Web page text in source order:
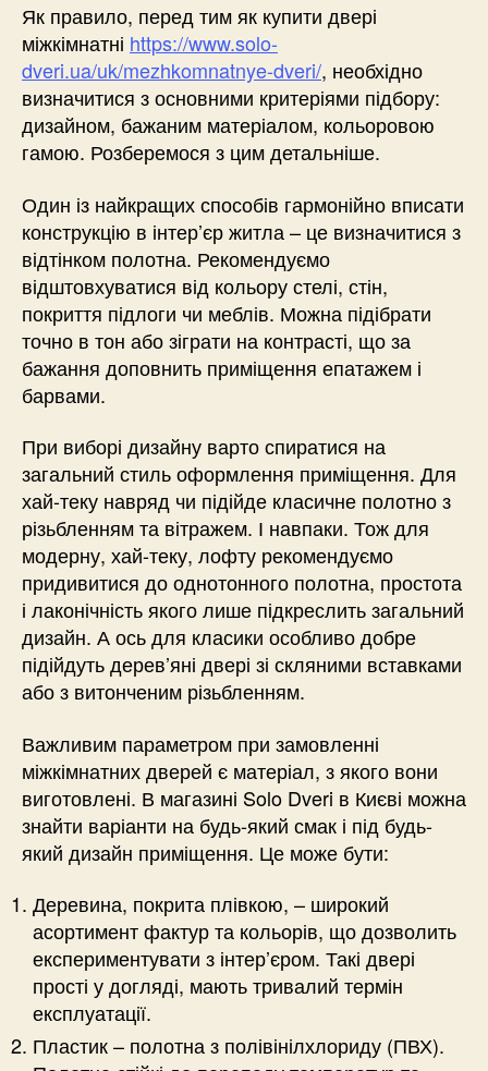
Як правило, перед тим як купити двері
міжкімнатні https://www.solo-
dveri.ua/uk/mezhkomnatnye-dveri/, необхідно
визначитися з основними критеріями підбору:
дизайном, бажаним матеріалом, кольоровою
гамою. Розберемося з цим детальніше.
Один із найкращих способів гармонійно вписати
конструкцію в інтер’єр житла – це визначитися з
відтінком полотна. Рекомендуємо
відштовхуватися від кольору стелі, стін,
покриття підлоги чи меблів. Можна підібрати
точно в тон або зіграти на контрасті, що за
бажання доповнить приміщення епатажем і
барвами.
При виборі дизайну варто спиратися на
загальний стиль оформлення приміщення. Для
хай-теку навряд чи підійде класичне полотно з
різьбленням та вітражем. І навпаки. Тож для
модерну, хай-теку, лофту рекомендуємо
придивитися до однотонного полотна, простота
і лаконічність якого лише підкреслить загальний
дизайн. А ось для класики особливо добре
підійдуть дерев’яні двері зі скляними вставками
або з витонченим різьбленням.
Важливим параметром при замовленні
міжкімнатних дверей є матеріал, з якого вони
виготовлені. В магазині Solo Dveri в Києві можна
знайти варіанти на будь-який смак і під будь-
який дизайн приміщення. Це може бути:
Деревина, покрита плівкою, – широкий
асортимент фактур та кольорів, що дозволить
експериментувати з інтер’єром. Такі двері
прості у догляді, мають тривалий термін
експлуатації.
Пластик – полотна з полівінілхлориду (ПВХ).